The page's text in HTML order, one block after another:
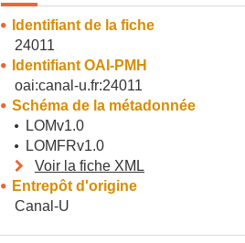
Identifiant de la fiche
24011
Identifiant OAI-PMH
oai:canal-u.fr:24011
Schéma de la métadonnée
LOMv1.0
LOMFRv1.0
Voir la fiche XML
Entrepôt d'origine
Canal-U